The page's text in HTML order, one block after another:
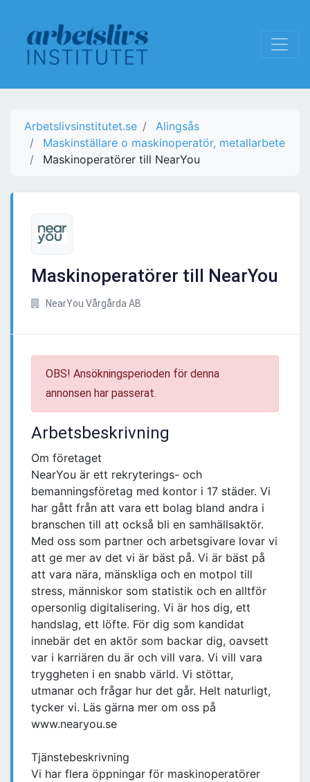
Arbetslivsinstitutet.se
Alingsås
Maskinställare o maskinoperatör, metallarbete
Maskinoperatörer till NearYou
Maskinoperatörer till NearYou
NearYou Vårgårda AB
OBS! Ansökningsperioden för denna
annonsen har passerat.
Arbetsbeskrivning
Om företaget
NearYou är ett rekryterings- och
bemanningsföretag med kontor i 17 städer. Vi
har gått från att vara ett bolag bland andra i
branschen till att också bli en samhällsaktör.
Med oss som partner och arbetsgivare lovar vi
att ge mer av det vi är bäst på. Vi är bäst på
att vara nära, mänskliga och en motpol till
stress, människor som statistik och en alltför
opersonlig digitalisering. Vi är hos dig, ett
handslag, ett löfte. För dig som kandidat
innebär det en aktör som backar dig, oavsett
var i karriären du är och vill vara. Vi vill vara
tryggheten i en snabb värld. Vi stöttar,
utmanar och frågar hur det går. Helt naturligt,
tycker vi. Läs gärna mer om oss på
www.nearyou.se
Tjänstebeskrivning
Vi har flera öppningar för maskinoperatörer